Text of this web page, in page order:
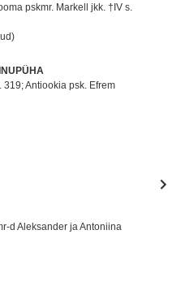
pskmr. Markell jkk. †IV s.
319; Antiookia psk. Efrem
d Aleksander ja Antoniina